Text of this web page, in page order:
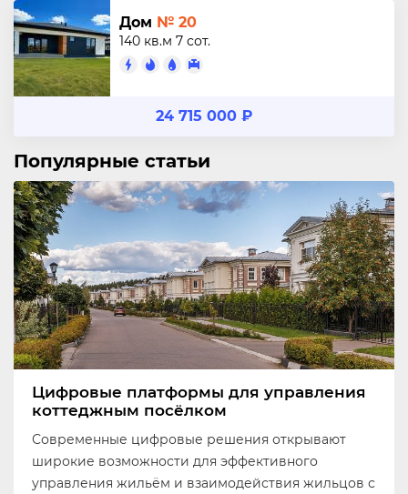
Дом № 20
140 кв.м 7 сот.
24 715 000 ₽
Популярные статьи
Цифровые платформы для управления
коттеджным посёлком
Современные цифровые решения открывают
широкие возможности для эффективного
управления жильём и взаимодействия жильцов с